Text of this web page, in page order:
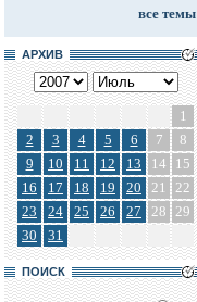
все темы
АРХИВ
1
2
3 4 5 6 7
8
9
10 11 12 13 14
15
16
17 18 19 20 21
22
23
24 25 26 27 28 29
30
31
ПОИСК